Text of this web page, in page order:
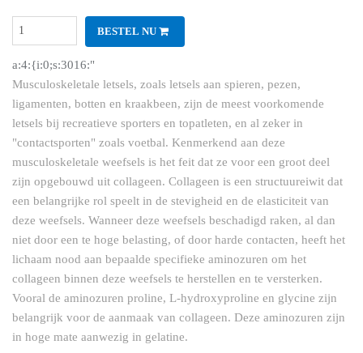
BESTEL NU
a:4:{i:0;s:3016:"
Musculoskeletale letsels, zoals letsels aan spieren, pezen,
ligamenten, botten en kraakbeen, zijn de meest voorkomende
letsels bij recreatieve sporters en topatleten, en al zeker in
"contactsporten" zoals voetbal. Kenmerkend aan deze
musculoskeletale weefsels is het feit dat ze voor een groot deel
zijn opgebouwd uit collageen. Collageen is een structuureiwit dat
een belangrijke rol speelt in de stevigheid en de elasticiteit van
deze weefsels. Wanneer deze weefsels beschadigd raken, al dan
niet door een te hoge belasting, of door harde contacten, heeft het
lichaam nood aan bepaalde specifieke aminozuren om het
collageen binnen deze weefsels te herstellen en te versterken.
Vooral de aminozuren proline, L-hydroxyproline en glycine zijn
belangrijk voor de aanmaak van collageen. Deze aminozuren zijn
in hoge mate aanwezig in gelatine.